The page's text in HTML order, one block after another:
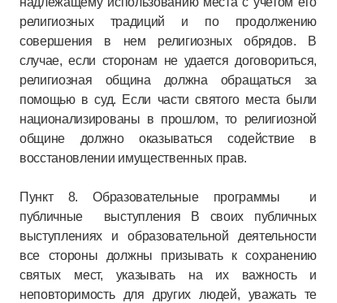
религиозных традиций и по продолжению
совершения в нем религиозных обрядов. В
случае, если сторонам не удается договориться,
религиозная община должна обращаться за
помощью в суд. Если части святого места были
национализированы в прошлом, то религиозной
общине должно оказываться содействие в
восстановлении имущественных прав.
Пункт 8. Образовательные программы и
публичные выступления В своих публичных
выступлениях и образовательной деятельности
все стороны должны призывать к сохранению
святых мест, указывать на их важность и
неповторимость для других людей, уважать те